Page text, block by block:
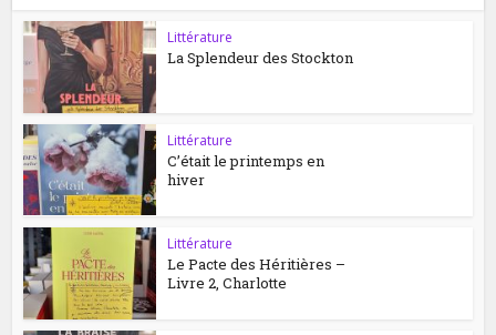
Littérature
La Splendeur des Stockton
Littérature
C’était le printemps en
hiver
Littérature
Le Pacte des Héritières –
Livre 2, Charlotte